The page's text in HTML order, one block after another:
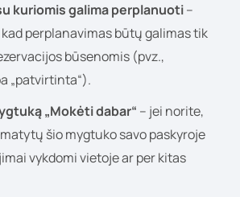
kuriomis galima perplanuoti–
perplanavimas būtų galimas tik
būsenomis (pvz.,
„patvirtinta“).
„Mokėti dabar“ – jei norite,
šio mygtuko savo paskyroje
vykdomi vietoje ar per kitas